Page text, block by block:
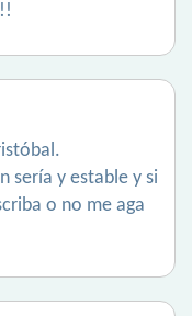
sería y estable y si
o no me aga